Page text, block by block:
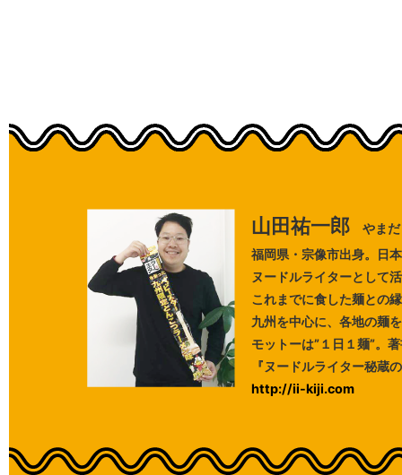
山田祐一郎やまだ
福岡県・宗像市出身。日
ヌードルライターとして
これまでに食した麺との
九州を中心に、各地の麺
モットーは”１日１麺”。
『ヌードルライター秘蔵
http://ii-kiji.com